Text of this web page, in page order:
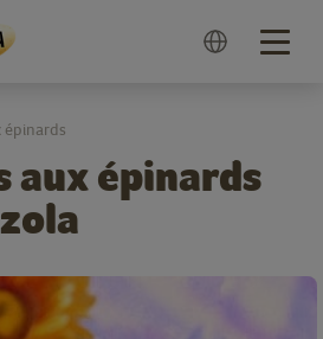
aux épinards
épinards